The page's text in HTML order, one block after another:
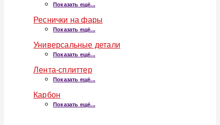
Показать ещё...
Реснички на фары
Показать ещё...
Универсальные детали
Показать ещё...
Лента-сплиттер
Показать ещё...
Карбон
Показать ещё...